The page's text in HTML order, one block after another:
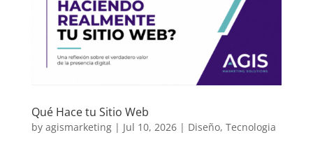
Qué Hace tu Sitio Web
by agismarketing| Jul 10, 2026| Diseño, Tecnologia